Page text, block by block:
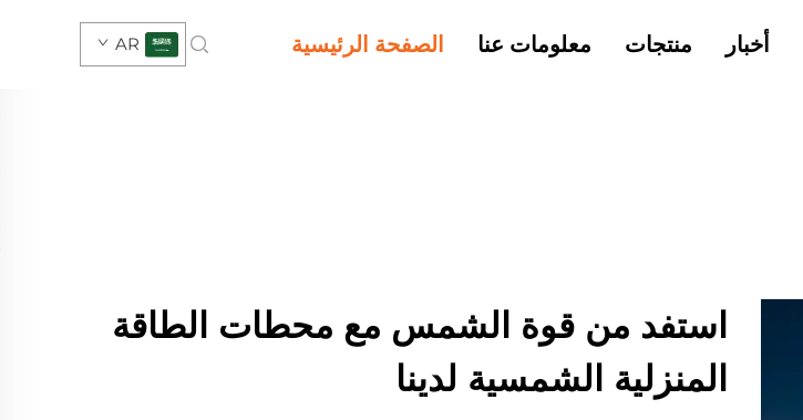
الصفحة الرئيسية معلومات عنا منتجات أخبار AR
استفد من قوة الشمس مع محطات الطاقة
المنزلية الشمسية لدينا